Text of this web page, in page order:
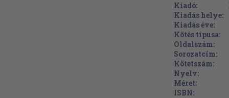
Kiadó:
Kiadás helye:
Kiadás éve:
Kötés típusa:
Oldalszám:
Sorozatcím:
Kötetszám:
Nyelv:
Méret:
ISBN: